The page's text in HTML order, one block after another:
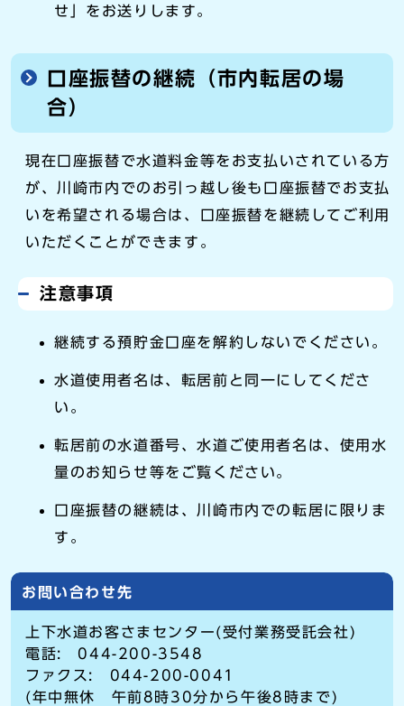
せ」をお送りします。
口座振替の継続（市内転居の場
合）
現在口座振替で水道料金等をお支払いされている方
が、川崎市内でのお引っ越し後も口座振替でお支払
いを希望される場合は、口座振替を継続してご利用
いただくことができます。
注意事項
継続する預貯金口座を解約しないでください。
水道使用者名は、転居前と同一にしてくださ
い。
転居前の水道番号、水道ご使用者名は、使用水
量のお知らせ等をご覧ください。
口座振替の継続は、川崎市内での転居に限りま
す。
お問い合わせ先
上下水道お客さまセンター(受付業務受託会社)
電話: 044-200-3548
ファクス: 044-200-0041
(年中無休 午前8時30分から午後8時まで)